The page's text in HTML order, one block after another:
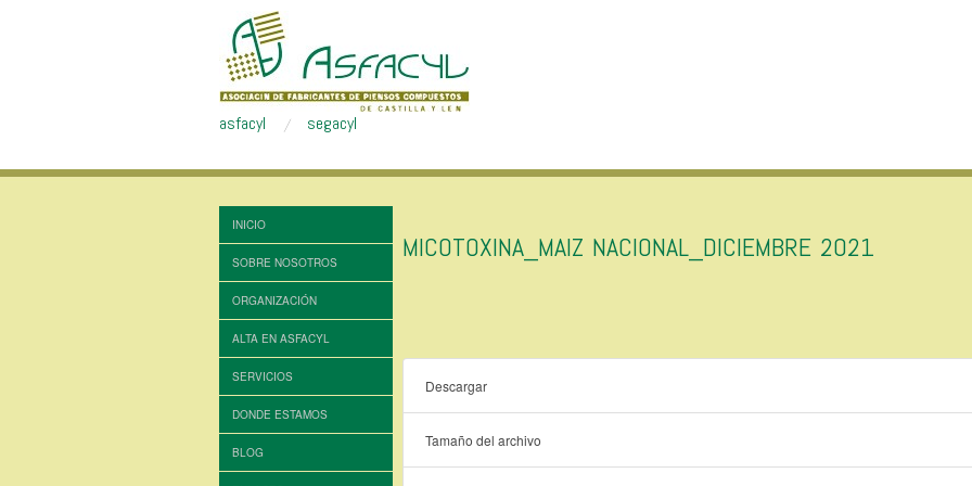
asfacyl segacyl
INICIO
SOBRE NOSOTROS
ORGANIZACIÓN
ALTA EN ASFACYL
SERVICIOS
DONDE ESTAMOS
BLOG
MICOTOXINA_MAIZ NACIONAL_DICIEMBRE 2021
Descargar
Tamaño del archivo